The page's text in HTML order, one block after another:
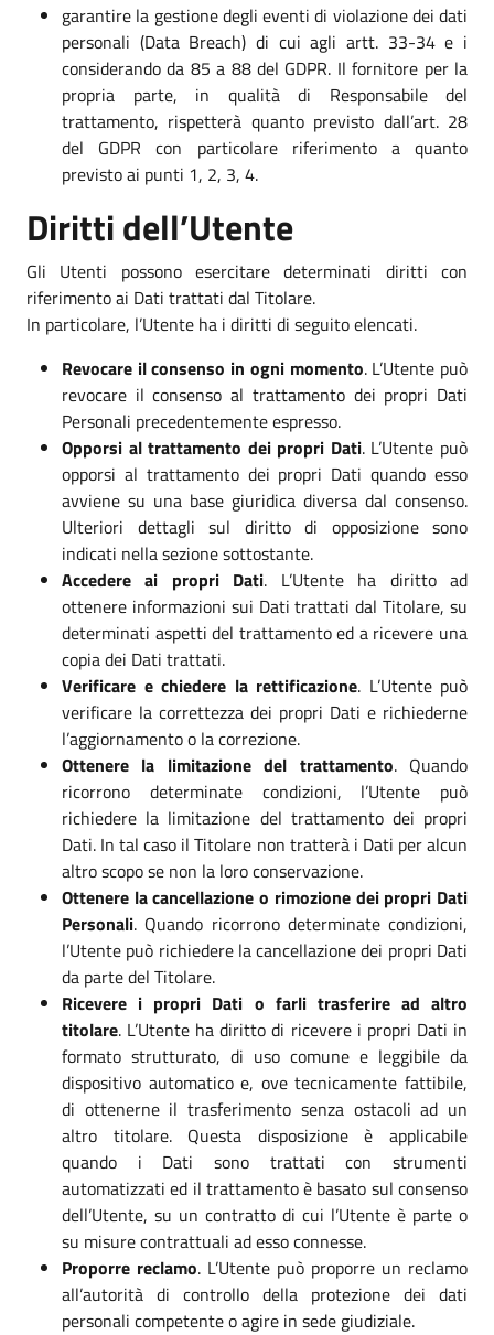
garantire la gestione degli eventi di violazione dei dati
personali (Data Breach) di cui agli artt. 33-34 e i
considerando da 85 a 88 del GDPR. Il fornitore per la
propria parte, in qualità di Responsabile del
trattamento, rispetterà quanto previsto dall’art. 28
del GDPR con particolare riferimento a quanto
previsto ai punti 1, 2, 3, 4.
Diritti dell’Utente
Gli Utenti possono esercitare determinati diritti con
riferimento ai Dati trattati dal Titolare.
In particolare, l’Utente ha i diritti di seguito elencati.
Revocare il consenso in ogni momento. L’Utente può
revocare il consenso al trattamento dei propri Dati
Personali precedentemente espresso.
Opporsi al trattamento dei propri Dati. L’Utente può
opporsi al trattamento dei propri Dati quando esso
avviene su una base giuridica diversa dal consenso.
Ulteriori dettagli sul diritto di opposizione sono
indicati nella sezione sottostante.
Accedere ai propri Dati. L’Utente ha diritto ad
ottenere informazioni sui Dati trattati dal Titolare, su
determinati aspetti del trattamento ed a ricevere una
copia dei Dati trattati.
Verificare e chiedere la rettificazione. L’Utente può
verificare la correttezza dei propri Dati e richiederne
l’aggiornamento o la correzione.
Ottenere la limitazione del trattamento. Quando
ricorrono determinate condizioni, l’Utente può
richiedere la limitazione del trattamento dei propri
Dati. In tal caso il Titolare non tratterà i Dati per alcun
altro scopo se non la loro conservazione.
Ottenere la cancellazione o rimozione dei propri Dati
Personali. Quando ricorrono determinate condizioni,
l’Utente può richiedere la cancellazione dei propri Dati
da parte del Titolare.
Ricevere i propri Dati o farli trasferire ad altro
titolare. L’Utente ha diritto di ricevere i propri Dati in
formato strutturato, di uso comune e leggibile da
dispositivo automatico e, ove tecnicamente fattibile,
di ottenerne il trasferimento senza ostacoli ad un
altro titolare. Questa disposizione è applicabile
quando i Dati sono trattati con strumenti
automatizzati ed il trattamento è basato sul consenso
dell’Utente, su un contratto di cui l’Utente è parte o
su misure contrattuali ad esso connesse.
Proporre reclamo. L’Utente può proporre un reclamo
all’autorità di controllo della protezione dei dati
personali competente o agire in sede giudiziale.